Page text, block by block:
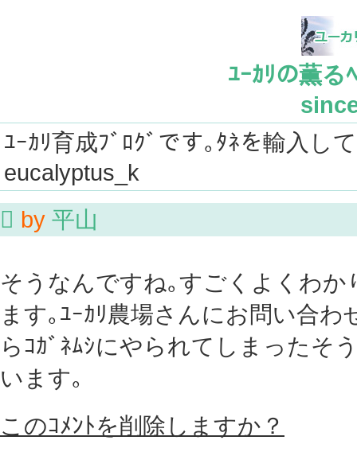
ﾕｰｶﾘの薫る
ﾕｰｶﾘ育成ﾌﾞﾛｸﾞです｡ﾀﾈを輸入し
eucalyptus_k
 by 平山
そうなんですね｡すごくよくわ
ます｡ﾕｰｶﾘ農場さんにお問い合わ
らｺｶﾞﾈﾑｼにやられてしまったそ
います｡
このｺﾒﾝﾄを削除しますか？